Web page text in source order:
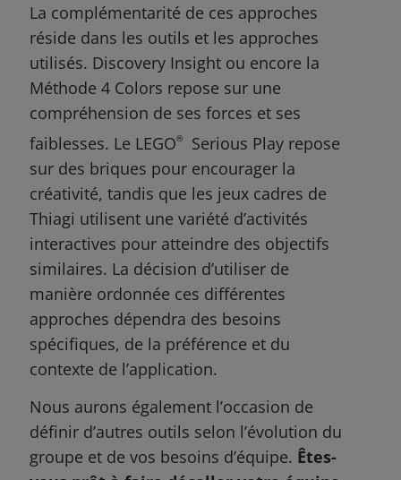
La complémentarité de ces approches
réside dans les outils et les approches
utilisés. Discovery Insight ou encore la
Méthode 4 Colors repose sur une
compréhension de ses forces et ses
faiblesses. Le LEGO®
Serious Play repose
sur des briques pour encourager la
créativité, tandis que les jeux cadres de
Thiagi utilisent une variété d’activités
interactives pour atteindre des objectifs
similaires. La décision d’utiliser de
manière ordonnée ces différentes
approches dépendra des besoins
spécifiques, de la préférence et du
contexte de l’application.
Nous aurons également l’occasion de
définir d’autres outils selon l’évolution du
groupe et de vos besoins d’équipe. Êtes-